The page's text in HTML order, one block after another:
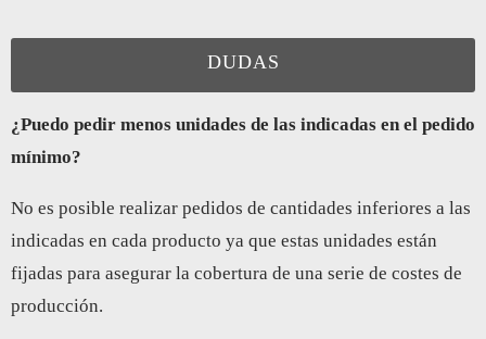
DUDAS
¿Puedo pedir menos unidades de las indicadas en el pedido
mínimo?
No es posible realizar pedidos de cantidades inferiores a las
indicadas en cada producto ya que estas unidades están
fijadas para asegurar la cobertura de una serie de costes de
producción.